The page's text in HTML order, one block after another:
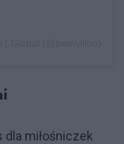
dla miłośniczek